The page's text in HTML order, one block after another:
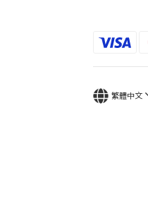
繁體中文